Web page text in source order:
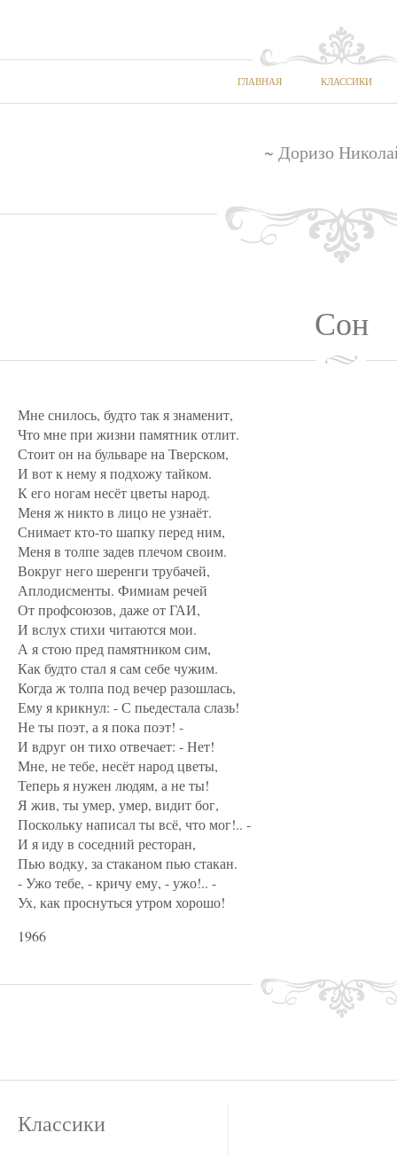
ГЛАВНАЯ КЛАССИКИ
~ Доризо
Сон
Мне снилось, будто так я знаменит,
Что мне при жизни памятник отлит.
Стоит он на бульваре на Тверском,
И вот к нему я подхожу тайком.
К его ногам несёт цветы народ.
Меня ж никто в лицо не узнаёт.
Снимает кто-то шапку перед ним,
Меня в толпе задев плечом своим.
Вокруг него шеренги трубачей,
Аплодисменты. Фимиам речей
От профсоюзов, даже от ГАИ,
И вслух стихи читаются мои.
А я стою пред памятником сим,
Как будто стал я сам себе чужим.
Когда ж толпа под вечер разошлась,
Ему я крикнул: - С пьедестала слазь!
Не ты поэт, а я пока поэт! -
И вдруг он тихо отвечает: - Нет!
Мне, не тебе, несёт народ цветы,
Теперь я нужен людям, а не ты!
Я жив, ты умер, умер, видит бог,
Поскольку написал ты всё, что мог!.. -
И я иду в соседний ресторан,
Пью водку, за стаканом пью стакан.
- Ужо тебе, - кричу ему, - ужо!.. -
Ух, как проснуться утром хорошо!
1966
Классики